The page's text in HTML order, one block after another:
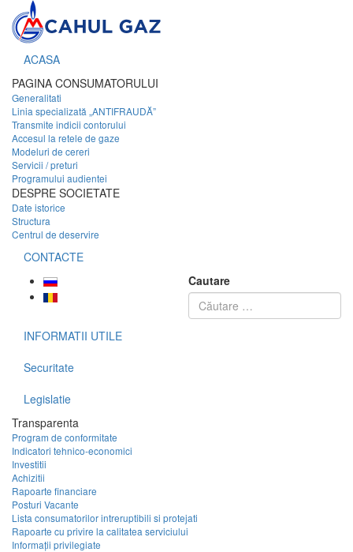
ACASA
PAGINA CONSUMATORULUI
Generalitati
Linia specializată „ANTIFRAUDĂ”
Transmite indicii contorului
Accesul la retele de gaze
Modeluri de cereri
Servicii / preturi
Programului audientei
DESPRE SOCIETATE
Date istorice
Structura
Centrul de deservire
CONTACTE
Cautare
INFORMATII UTILE
Securitate
Legislatie
Transparenta
Program de conformitate
Indicatori tehnico-economici
Investitii
Achizitii
Rapoarte financiare
Posturi Vacante
Lista consumatorilor intreruptibili si protejati
Rapoarte cu privire la calitatea serviciului
Informații privilegiate